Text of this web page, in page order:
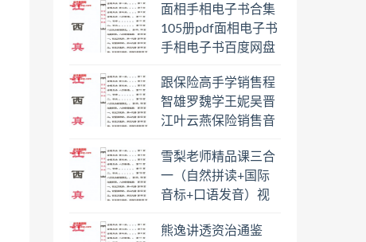
学习
面相手相电子书合集
105册pdf面相电子书
手相电子书百度网盘
跟保险高手学销售程
智雄罗魏学王妮吴晋
江叶云燕保险销售音
盘下载学习
雪梨老师精品课三合
一（自然拼读+国际
音标+口语发音）视
载学习
熊逸讲透资治通鉴